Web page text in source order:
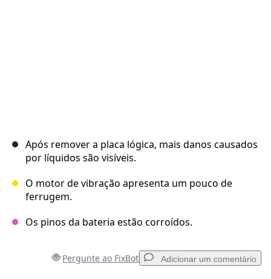
Após remover a placa lógica, mais danos causados
por líquidos são visíveis.
O motor de vibração apresenta um pouco de
ferrugem.
Os pinos da bateria estão corroídos.
Pergunte ao FixBot Adicionar um comentário